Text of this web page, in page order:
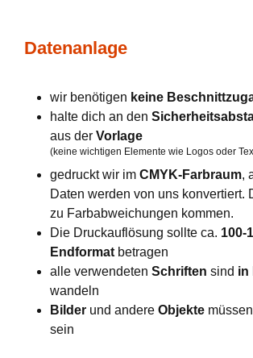
Datenanlage
wir benötigen keine
halte dich an den
aus der Vorlage
(keine wichtigen Elemente wie Logos oder
gedruckt wir im CMYK-Farbraum,
Daten werden von uns konvertiert.
zu Farbabweichungen kommen.
Die Druckauflösung sollte ca. 100-
Endformat betragen
alle verwendeten Schriften sind in
wandeln
Bilder und andere Objekte müssen
sein